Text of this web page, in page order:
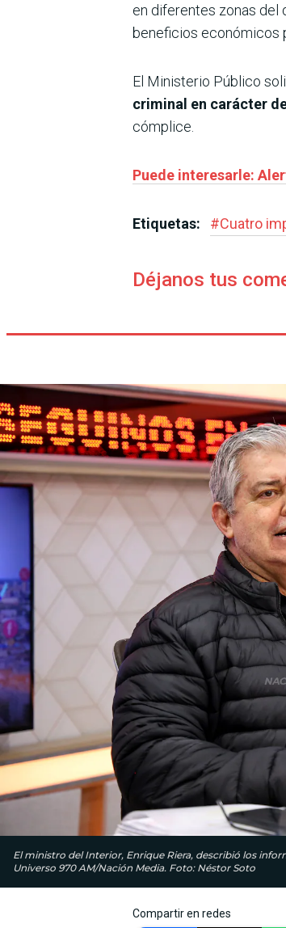
en diferentes zonas del
beneficios económicos
El Ministerio Público
criminal en carácter
cómplice.
Puede interesarle:
Etiquetas: #Cuatro
Déjanos tus
El ministro del Interior, Enrique Riera, describió los
Universo 970 AM/Nación Media. Foto: Néstor Soto
Compartir en redes